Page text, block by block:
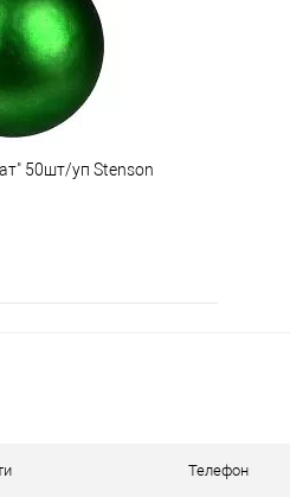
протягом 2-5 днів
(упаковку оплачує
50шт/уп Stenson
Телефон